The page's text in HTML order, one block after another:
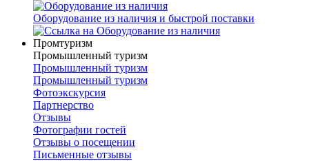
Оборудование из наличия и быстрой поставки
Промтуризм
Промышленный туризм
Промышленный туризм
Промышленный туризм
Фотоэкскурсия
Партнерство
Отзывы
Фотографии гостей
Отзывы о посещении
Письменные отзывы